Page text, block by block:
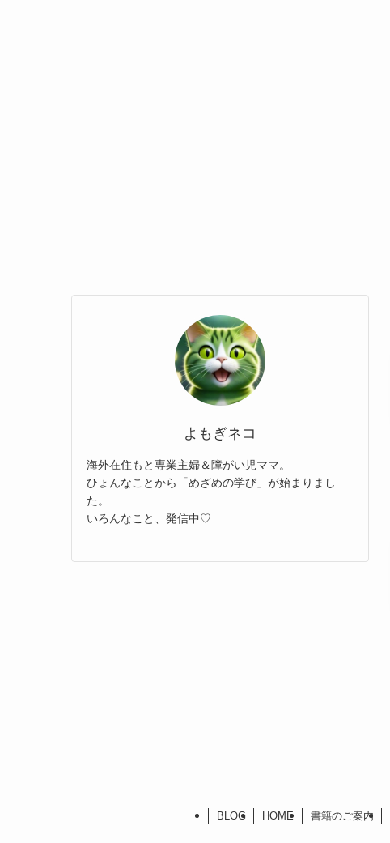
よもぎネコ
海外在住もと専業主婦＆障がい児ママ。
ひょんなことから「めざめの学び」が始まりまし
た。
いろんなこと、発信中♡
BLOG HOME 書籍のご案内